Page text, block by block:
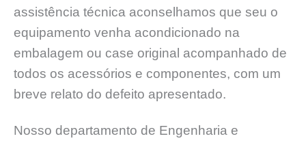
assistência técnica aconselhamos que seu o
equipamento venha acondicionado na
embalagem ou case original acompanhado de
todos os acessórios e componentes, com um
breve relato do defeito apresentado.
Nosso departamento de Engenharia e